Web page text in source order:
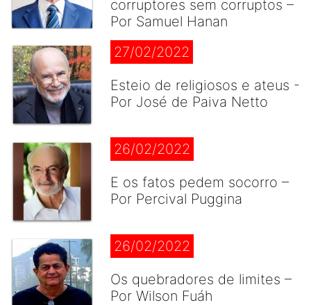
corruptores sem corruptos –
Por Samuel Hanan
27/02/2022
Esteio de religiosos e ateus -
Por José de Paiva Netto
26/02/2022
E os fatos pedem socorro –
Por Percival Puggina
26/02/2022
Os quebradores de limites –
Por Wilson Fuáh